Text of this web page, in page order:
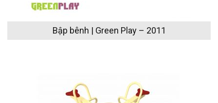
Bập bênh | Green Play – 2011